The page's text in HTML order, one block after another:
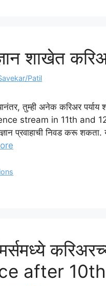
शाखेत
Patil
तुम्ही अनेक करिअर
stream in 11th and
प्रवाहाची निवड करू शकता.
after 10th